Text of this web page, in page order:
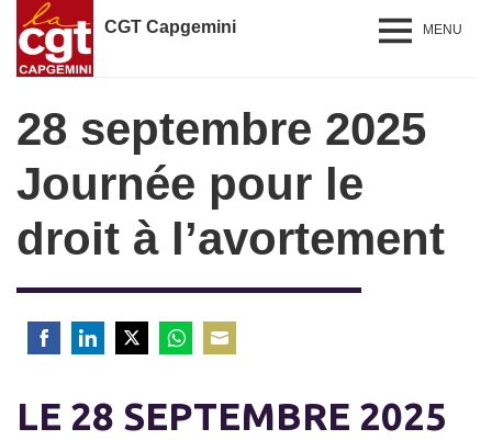
CGT Capgemini MENU
28 septembre 2025
Journée pour le
droit à l’avortement
FacebookLinkedInTwitterWhatsApp
Email
LE 28 SEPTEMBRE 2025